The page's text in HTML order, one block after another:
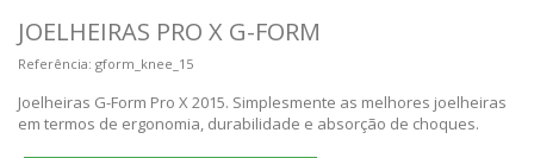
JOELHEIRAS PRO X G-FORM
Referência: gform_knee_15
Joelheiras G-Form Pro X 2015. Simplesmente as melhores joelheiras
em termos de ergonomia, durabilidade e absorção de choques.